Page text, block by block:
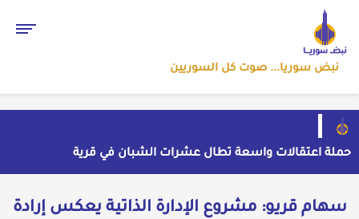
نبض سوريا... صوت كل السوريين
حملة اعتقالات واسعة تطال عشرات الشبان في قرية
الرقامة بريف حمص الشرقي
مهرجان الشعر العربي بدمشق يتحول إلى منصة تشهير
السلطة في بيروت بـ"خدمة إسرائيل"
بسبب موجة الحر والجفاف... فرنسا توقف تشغيل 3
سهام قريو: مشروع الإدارة الذاتية يعكس إرادة